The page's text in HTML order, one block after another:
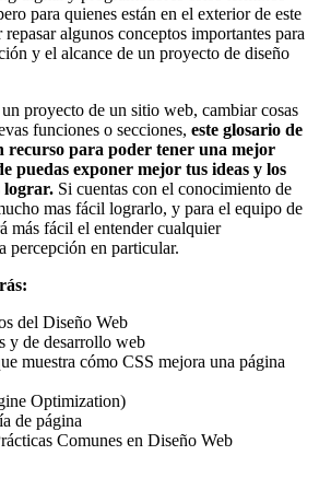
para quienes están en el exterior de este
algunos conceptos importantes para
y el alcance de un proyecto de diseño
proyecto de un sitio web, cambiar cosas
funciones o secciones, este glosario de
recurso para poder tener una mejor
puedas exponer mejor tus ideas y los
lograr. Si cuentas con el conocimiento de
mas fácil lograrlo, y para el equipo de
más fácil el entender cualquier
percepción en particular.
del Diseño Web
y de desarrollo web
muestra cómo CSS mejora una página
Optimization)
de página
Comunes en Diseño Web